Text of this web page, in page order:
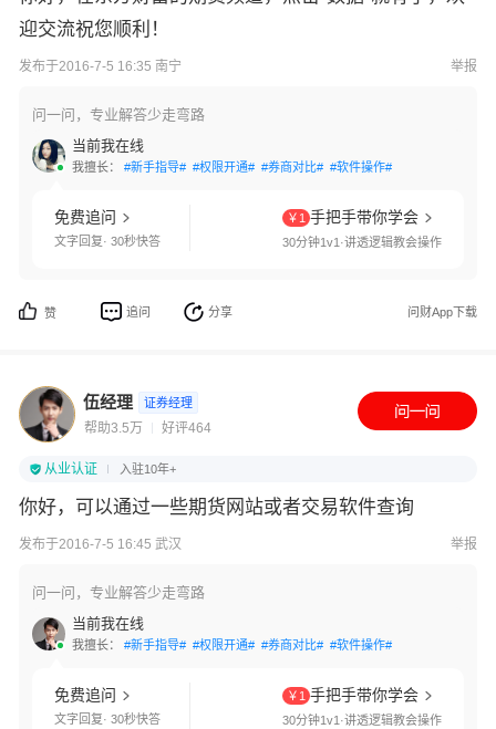
迎交流祝您顺利！
发布于2016-7-5 16:35 南宁 举报
问一问，专业解答少走弯路
当前我在线
我擅长： #新手指导# #权限开通# #券商对比# #软件操作#
免费追问
文字回复· 30秒快答
￥1 手把手带你学会
30分钟1v1·讲透逻辑教会操作
赞 追问 分享 问财App下载
伍经理 证券经理
帮助3.5万 好评464
从业认证 入驻10年+
你好，可以通过一些期货网站或者交易软件查询
发布于2016-7-5 16:45 武汉 举报
问一问，专业解答少走弯路
当前我在线
我擅长： #新手指导# #权限开通# #券商对比# #软件操作#
免费追问
文字回复· 30秒快答
￥1 手把手带你学会
30分钟1v1·讲透逻辑教会操作